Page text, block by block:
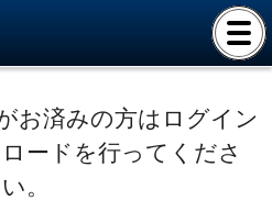
お済みの方はログイン
ードを行ってくださ
い。